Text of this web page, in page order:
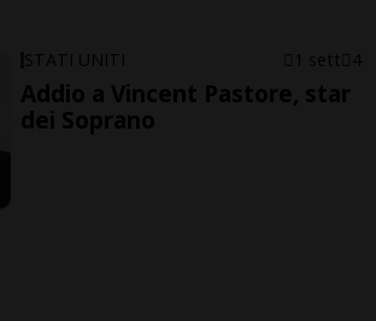
STATI UNITI 1 sett 4
Addio a Vincent Pastore, star
dei Soprano